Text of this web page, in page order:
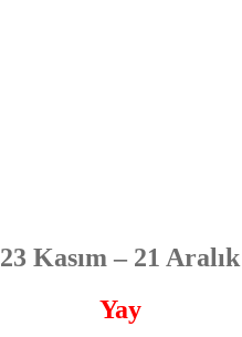
23 Kasım – 21 Aralık
Yay